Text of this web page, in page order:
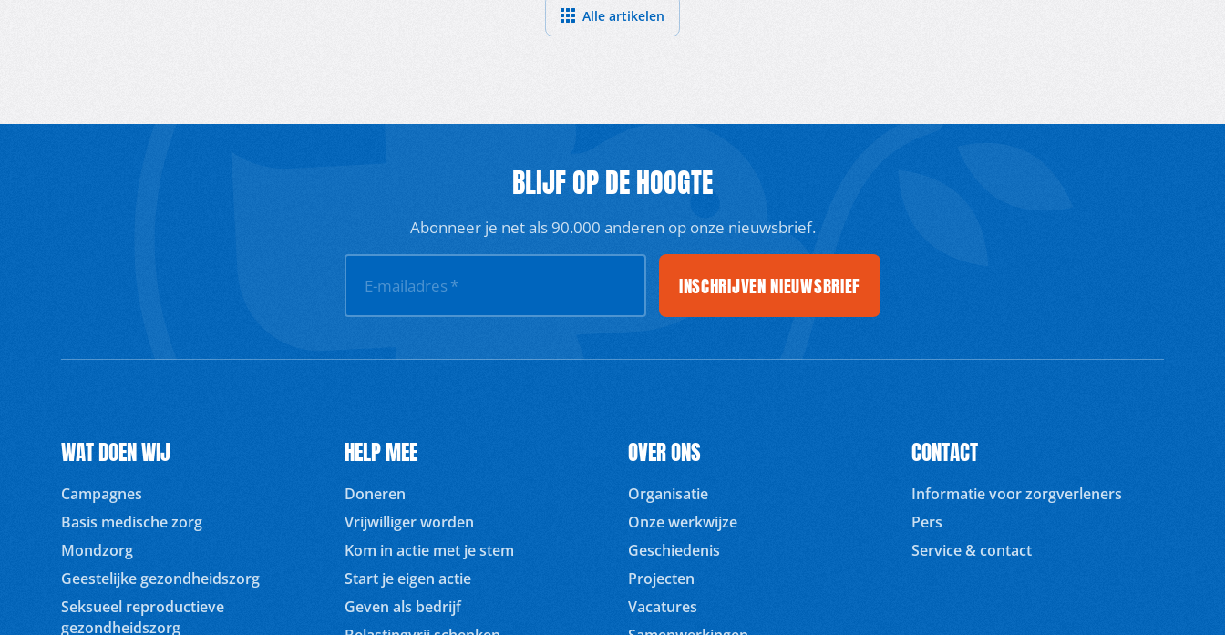
Alle artikelen
BLIJF OP DE HOOGTE
Abonneer je net als 90.000 anderen op onze nieuwsbrief.
E-mailadres * INSCHRIJVEN NIEUWSBRIEF
WAT DOEN WIJ
Campagnes
Basis medische zorg
Mondzorg
Geestelijke gezondheidszorg
Seksueel reproductieve
gezondheidszorg
HELP MEE
Doneren
Vrijwilliger worden
Kom in actie met je stem
Start je eigen actie
Geven als bedrijf
OVER ONS
Organisatie
Onze werkwijze
Geschiedenis
Projecten
Vacatures
CONTACT
Informatie voor zorgverleners
Pers
Service & contact